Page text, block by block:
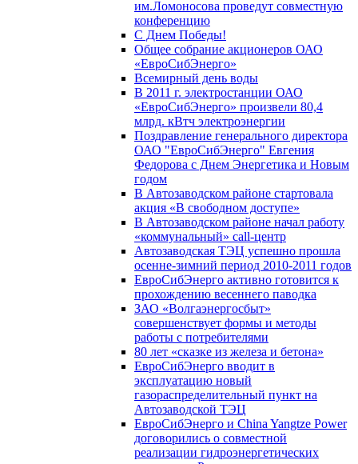
им.Ломоносова проведут совместную
конференцию
С Днем Победы!
Общее собрание акционеров ОАО
«ЕвроСибЭнерго»
Всемирный день воды
В 2011 г. электростанции ОАО
«ЕвроСибЭнерго» произвели 80,4
млрд. кВтч электроэнергии
Поздравление генерального директора
ОАО "ЕвроСибЭнерго" Евгения
Федорова с Днем Энергетика и Новым
годом
В Автозаводском районе стартовала
акция «В свободном доступе»
В Автозаводском районе начал работу
«коммунальный» call-центр
Автозаводская ТЭЦ успешно прошла
осенне-зимний период 2010-2011 годов
ЕвроСибЭнерго активно готовится к
прохождению весеннего паводка
ЗАО «Волгаэнергосбыт»
совершенствует формы и методы
работы с потребителями
80 лет «сказке из железа и бетона»
ЕвроСибЭнерго вводит в
эксплуатацию новый
газораспределительный пункт на
Автозаводской ТЭЦ
ЕвроСибЭнерго и China Yangtze Power
договорились о совместной
реализации гидроэнергетических